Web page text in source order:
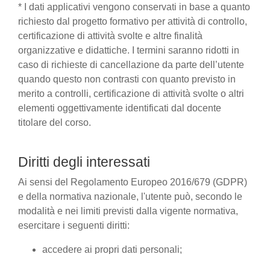
* I dati applicativi vengono conservati in base a quanto
richiesto dal progetto formativo per attività di controllo,
certificazione di attività svolte e altre finalità
organizzative e didattiche. I termini saranno ridotti in
caso di richieste di cancellazione da parte dell’utente
quando questo non contrasti con quanto previsto in
merito a controlli, certificazione di attività svolte o altri
elementi oggettivamente identificati dal docente
titolare del corso.
Diritti degli interessati
Ai sensi del Regolamento Europeo 2016/679 (GDPR)
e della normativa nazionale, l'utente può, secondo le
modalità e nei limiti previsti dalla vigente normativa,
esercitare i seguenti diritti:
accedere ai propri dati personali;